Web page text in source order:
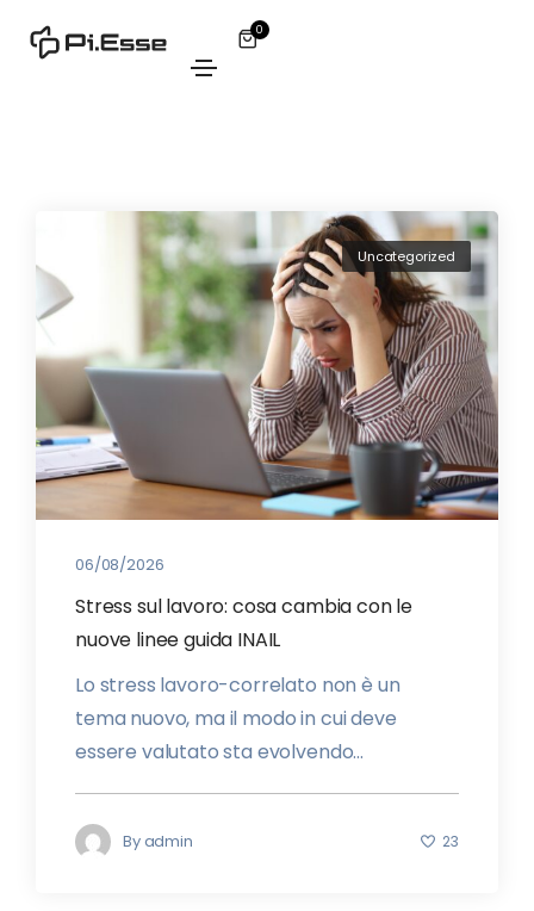
0
Uncategorized
06/08/2026
Stress sul lavoro: cosa cambia con le
nuove linee guida INAIL
Lo stress lavoro-correlato non è un
tema nuovo, ma il modo in cui deve
essere valutato sta evolvendo...
Byadmin 23